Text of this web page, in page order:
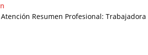
Resumen Profesional: Trabajadora